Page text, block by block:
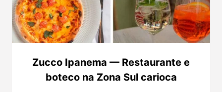
Zucco Ipanema — Restaurante e
boteco na Zona Sul carioca